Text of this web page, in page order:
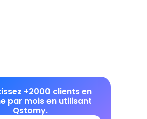
+2000 clients en
par mois en utilisant
Qstomy.